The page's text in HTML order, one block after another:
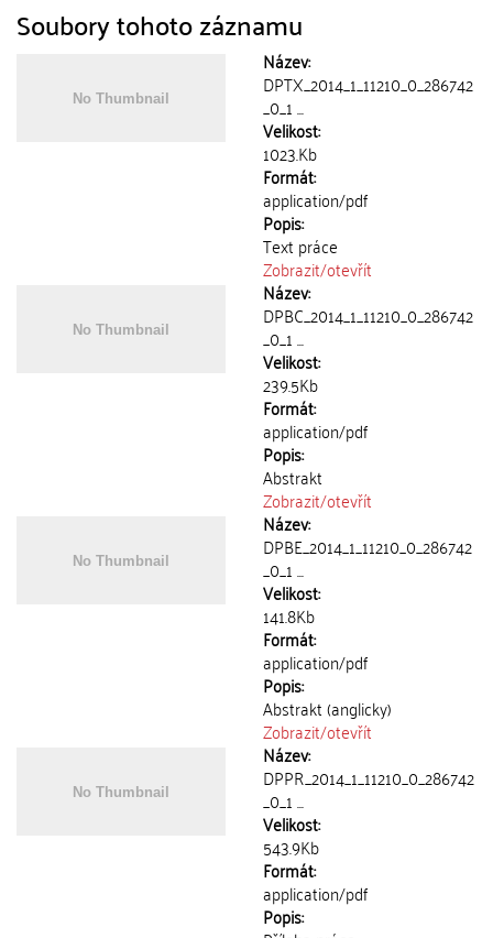
Soubory tohoto záznamu
Název:
DPTX_2014_1_11210_0_286742
_0_1 ...
Velikost:
1023.Kb
Formát:
application/pdf
Popis:
Text práce
Zobrazit/otevřít
Název:
DPBC_2014_1_11210_0_286742
_0_1 ...
Velikost:
239.5Kb
Formát:
application/pdf
Popis:
Abstrakt
Zobrazit/otevřít
Název:
DPBE_2014_1_11210_0_286742
_0_1 ...
Velikost:
141.8Kb
Formát:
application/pdf
Popis:
Abstrakt (anglicky)
Zobrazit/otevřít
Název:
DPPR_2014_1_11210_0_286742
_0_1 ...
Velikost:
543.9Kb
Formát:
application/pdf
Popis: